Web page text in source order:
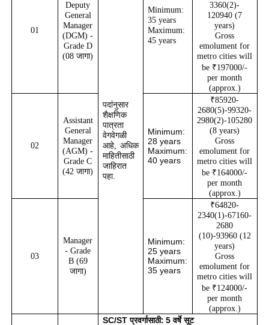
01
Deputy
General
Manager
(DGM) -
Grade D
(08 जागा)
पदांनुसार
शैक्षणिक
पात्रता
वेगवेगळी
आहे, अधिक
माहितीसाठी
जाहिरात
पहा.
Minimum:
35 years
Maximum:
45 years
3360(2)-
120940 (7
years)
Gross
emolument for
metro cities will
be ₹197000/-
per month
(approx.)
02
Assistant
General
Manager
(AGM) -
Grade C
(42जागा)
Minimum:
28 years
Maximum:
40 years
₹85920-
2680(5)-99320-
2980(2)-105280
(8 years)
Gross
emolument for
metro cities will
be ₹164000/-
per month
(approx.)
03
Manager
- Grade
B (69
जागा)
Minimum:
25 years
Maximum:
35 years
₹64820-
2340(1)-67160-
2680
(10)-93960 (12
years)
Gross
emolument for
metro cities will
be ₹124000/-
per month
(approx.)
SC/STप्रवर्गासाठी:5वर्षे सूट